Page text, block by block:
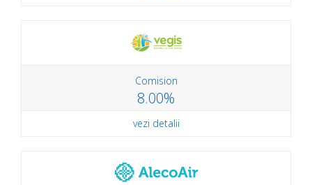
Comision
8.00%
vezi detalii